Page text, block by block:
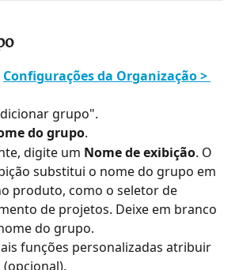
Configurações da Organização >
grupo".
do grupo.
digite um Nome de exibição. O
substitui o nome do grupo em
produto, como o seletor de
de projetos. Deixe em branco
do grupo.
funções personalizadas atribuir